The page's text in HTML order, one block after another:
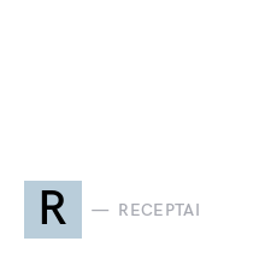
R RECEPTAI